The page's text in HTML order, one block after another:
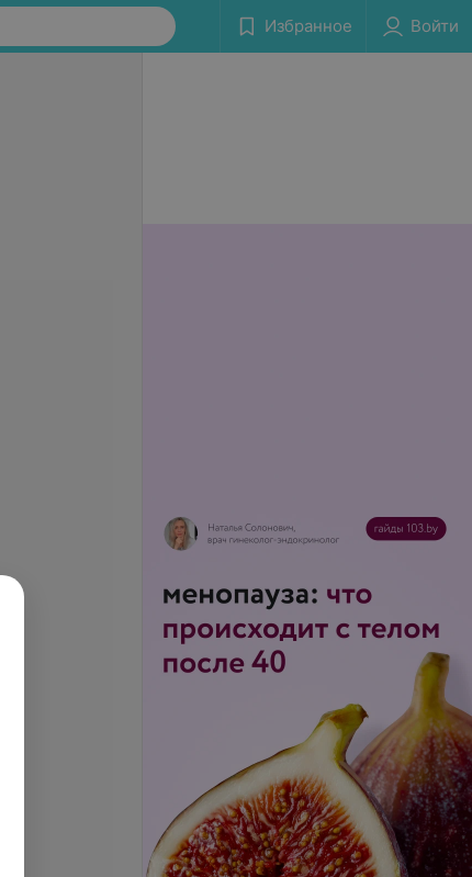
Избранное Войти